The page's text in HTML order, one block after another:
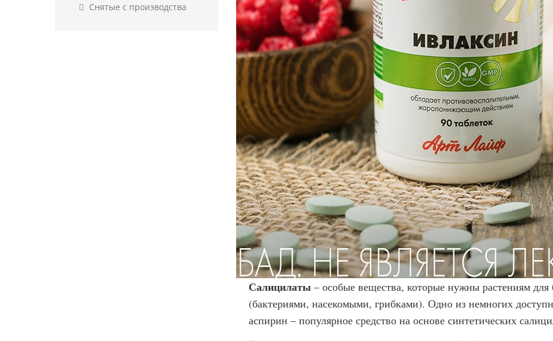
Снятые с производства
Салицилаты– особые вещества, которые нужны растениям для
(бактериями, насекомыми, грибками). Одно из немногих
аспирин – популярное средство на основе синтетических